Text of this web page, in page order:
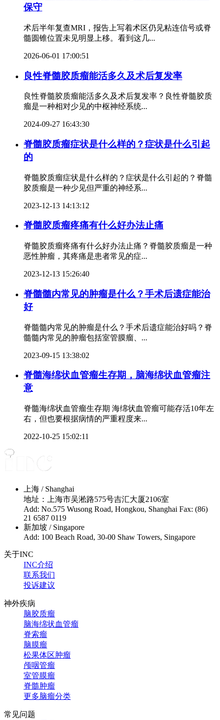
保守
术后半年复查MRI，报告上写着术区仍见粘连信号或脊
髓圆锥位置未见明显上移。看到这几...
2026-06-01 17:00:51
良性脊髓胶质瘤能活多久及术后复发率
良性脊髓胶质瘤能活多久及术后复发率？良性脊髓胶质
瘤是一种相对少见的中枢神经系统...
2024-09-27 16:43:30
脊髓胶质瘤症状是什么样的？症状是什么引起
的
脊髓胶质瘤症状是什么样的？症状是什么引起的？脊髓
胶质瘤是一种少见但严重的神经系...
2023-12-13 14:13:12
脊髓胶质瘤疼痛有什么好办法止痛
脊髓胶质瘤疼痛有什么好办法止痛？脊髓胶质瘤是一种
恶性肿瘤，其疼痛是患者常见的症...
2023-12-13 15:26:40
脊髓髓内常见的肿瘤是什么？手术后遗症能治
好
脊髓髓内常见的肿瘤是什么？手术后遗症能治好吗？脊
髓髓内常见的肿瘤包括室管膜瘤、...
2023-09-15 13:38:02
脊髓海绵状血管瘤生存期，脑海绵状血管瘤注
意
脊髓海绵状血管瘤生存期 海绵状血管瘤可能存活10年左
右，但也要根据病情的严重程度来...
2022-10-25 15:02:11
上海 / Shanghai
地址：上海市吴淞路575号吉汇大厦2106室
Add: No.575 Wusong Road, Hongkou, Shanghai Fax: (86)
21 6587 0119
新加坡 / Singapore
Add: 100 Beach Road, 30-00 Shaw Towers, Singapore
关于INC
INC介绍
联系我们
投诉建议
神外疾病
脑胶质瘤
脑海绵状血管瘤
脊索瘤
脑膜瘤
松果体区肿瘤
颅咽管瘤
室管膜瘤
脊髓肿瘤
更多脑瘤分类
常见问题